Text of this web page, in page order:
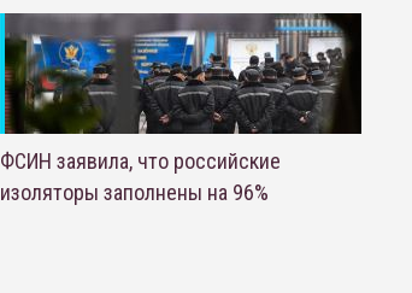
ФСИН заявила, что российские
изоляторы заполнены на 96%